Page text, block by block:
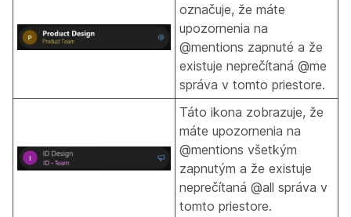
označuje, že máte
upozornenia na
@mentions zapnuté a že
existuje neprečítaná @me
správa v tomto priestore.
Táto ikona zobrazuje, že
máte upozornenia na
@mentions všetkým
zapnutým a že existuje
neprečítaná @all správa v
tomto priestore.